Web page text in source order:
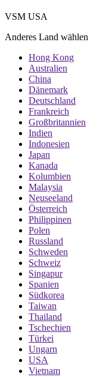
VSM USA
Anderes Land wählen
Hong Kong
Australien
China
Dänemark
Deutschland
Frankreich
Großbritannien
Indien
Indonesien
Japan
Kanada
Kolumbien
Malaysia
Neuseeland
Österreich
Philippinen
Polen
Russland
Schweden
Schweiz
Singapur
Spanien
Südkorea
Taiwan
Thailand
Tschechien
Türkei
Ungarn
USA
Vietnam